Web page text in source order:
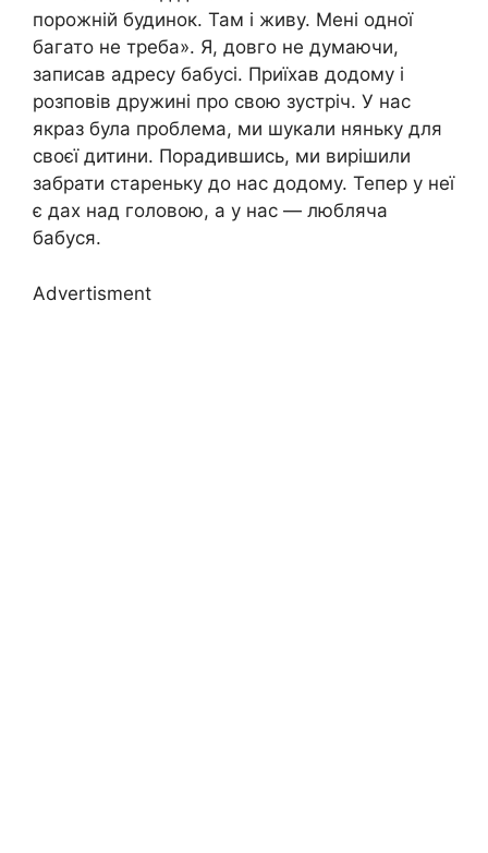
порожній будинок. Там і живу. Мені одної
багато не треба». Я, довго не думаючи,
записав адресу бабусі. Приїхав додому і
розповів дружині про свою зустріч. У нас
якраз була проблема, ми шукали няньку для
своєї дитини. Порадившись, ми вирішили
забрати стареньку до нас додому. Тепер у неї
є дах над головою, а у нас — любляча
бабуся.
Advertisment